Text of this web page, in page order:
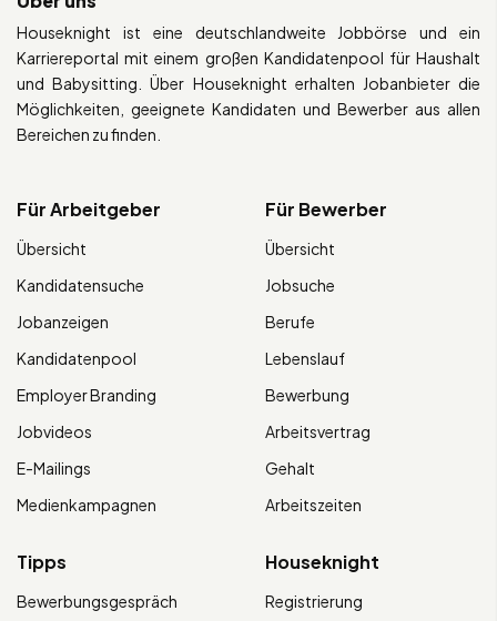
Houseknight ist eine deutschlandweite Jobbörse und ein
Karriereportal mit einem großen Kandidatenpool für Haushalt
und Babysitting. Über Houseknight erhalten Jobanbieter die
Möglichkeiten, geeignete Kandidaten und Bewerber aus allen
Bereichen zu finden.
Für Arbeitgeber
Übersicht
Kandidatensuche
Jobanzeigen
Kandidatenpool
Employer Branding
Jobvideos
E-Mailings
Medienkampagnen
Für Bewerber
Übersicht
Jobsuche
Berufe
Lebenslauf
Bewerbung
Arbeitsvertrag
Gehalt
Arbeitszeiten
Tipps
Bewerbungsgespräch
Houseknight
Registrierung